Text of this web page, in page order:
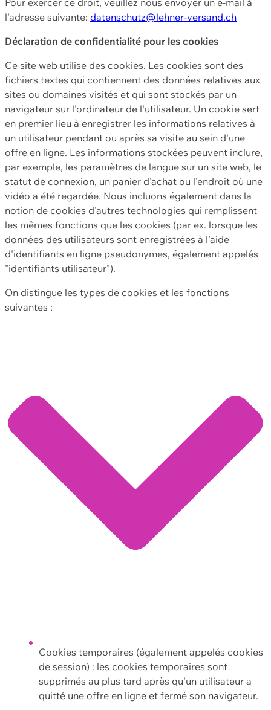
l'adresse suivante: datenschutz@lehner-versand.ch
Déclaration de confidentialité pour les cookies
Ce site web utilise des cookies. Les cookies sont des
fichiers textes qui contiennent des données relatives aux
sites ou domaines visités et qui sont stockés par un
navigateur sur l'ordinateur de l'utilisateur. Un cookie sert
en premier lieu à enregistrer les informations relatives à
un utilisateur pendant ou après sa visite au sein d'une
offre en ligne. Les informations stockées peuvent inclure,
par exemple, les paramètres de langue sur un site web, le
statut de connexion, un panier d'achat ou l'endroit où une
vidéo a été regardée. Nous incluons également dans la
notion de cookies d'autres technologies qui remplissent
les mêmes fonctions que les cookies (par ex. lorsque les
données des utilisateurs sont enregistrées à l'aide
d'identifiants en ligne pseudonymes, également appelés
"identifiants utilisateur").
On distingue les types de cookies et les fonctions
suivantes :
Cookies temporaires (également appelés cookies
de session) : les cookies temporaires sont
supprimés au plus tard après qu'un utilisateur a
quitté une offre en ligne et fermé son navigateur.